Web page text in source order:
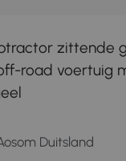
zittende
road voertuig
Duitsland